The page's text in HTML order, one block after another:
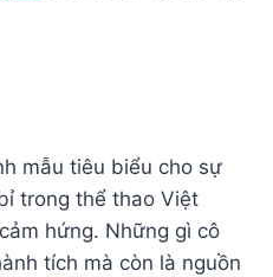
mẫu tiêu biểu cho sự
trong thể thao Việt
hứng. Những gì cô
tích mà còn là nguồn